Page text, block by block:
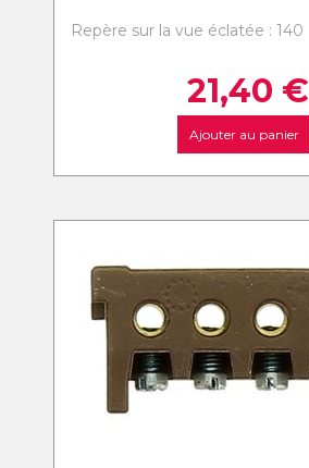
Repère sur la vue éclatée : 140
21,40 €
Ajouter au panier